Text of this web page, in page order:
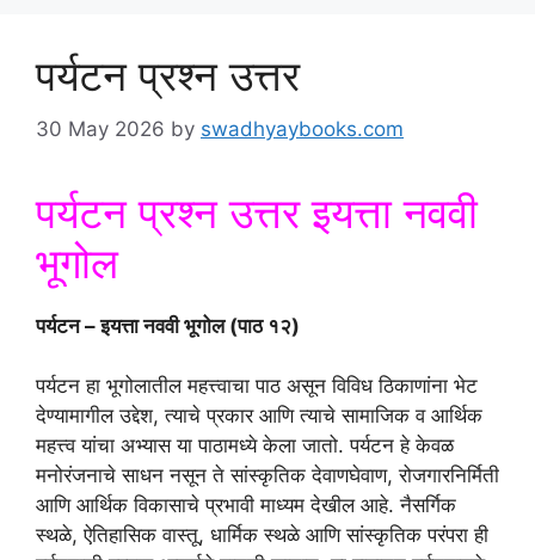
पर्यटन प्रश्न उत्तर
30 May 2026 by swadhyaybooks.com
पर्यटन प्रश्न उत्तर इयत्ता नववी
भूगोल
पर्यटन – इयत्ता नववी भूगोल (पाठ १२)
पर्यटन हा भूगोलातील महत्त्वाचा पाठ असून विविध ठिकाणांना भेट
देण्यामागील उद्देश, त्याचे प्रकार आणि त्याचे सामाजिक व आर्थिक
महत्त्व यांचा अभ्यास या पाठामध्ये केला जातो. पर्यटन हे केवळ
मनोरंजनाचे साधन नसून ते सांस्कृतिक देवाणघेवाण, रोजगारनिर्मिती
आणि आर्थिक विकासाचे प्रभावी माध्यम देखील आहे. नैसर्गिक
स्थळे, ऐतिहासिक वास्तू, धार्मिक स्थळे आणि सांस्कृतिक परंपरा ही